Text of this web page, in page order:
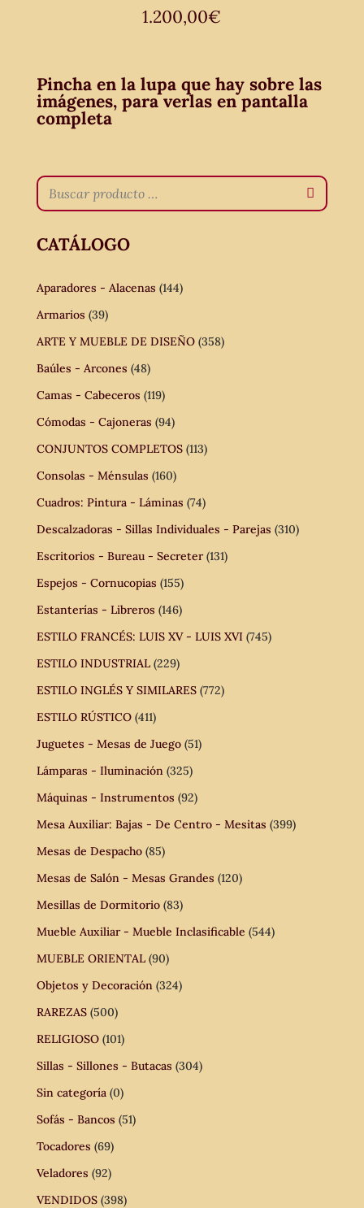
1.200,00€
Pincha en la lupa que hay sobre las
imágenes, para verlas en pantalla
completa
CATÁLOGO
Aparadores - Alacenas (144)
Armarios (39)
ARTE Y MUEBLE DE DISEÑO (358)
Baúles - Arcones (48)
Camas - Cabeceros (119)
Cómodas - Cajoneras (94)
CONJUNTOS COMPLETOS (113)
Consolas - Ménsulas (160)
Cuadros: Pintura - Láminas (74)
Descalzadoras - Sillas Individuales - Parejas (310)
Escritorios - Bureau - Secreter (131)
Espejos - Cornucopias (155)
Estanterías - Libreros (146)
ESTILO FRANCÉS: LUIS XV - LUIS XVI (745)
ESTILO INDUSTRIAL (229)
ESTILO INGLÉS Y SIMILARES (772)
ESTILO RÚSTICO (411)
Juguetes - Mesas de Juego (51)
Lámparas - Iluminación (325)
Máquinas - Instrumentos (92)
Mesa Auxiliar: Bajas - De Centro - Mesitas (399)
Mesas de Despacho (85)
Mesas de Salón - Mesas Grandes (120)
Mesillas de Dormitorio (83)
Mueble Auxiliar - Mueble Inclasificable (544)
MUEBLE ORIENTAL (90)
Objetos y Decoración (324)
RAREZAS (500)
RELIGIOSO (101)
Sillas - Sillones - Butacas (304)
Sin categoría (0)
Sofás - Bancos (51)
Tocadores (69)
Veladores (92)
VENDIDOS (398)